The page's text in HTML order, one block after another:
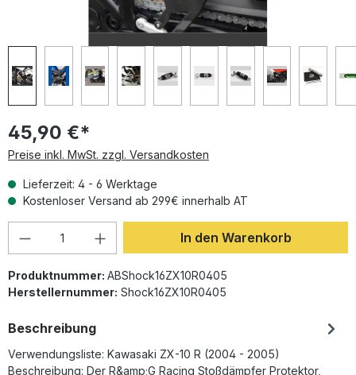
45,90 €*
Preise inkl. MwSt. zzgl. Versandkosten
Lieferzeit: 4 - 6 Werktage
Kostenloser Versand ab 299€ innerhalb AT
Produkt Anzahl: Gib den gewünschten
In den Warenkorb
Produktnummer: ABShock16ZX10R0405
Herstellernummer: Shock16ZX10R0405
Beschreibung
Verwendungsliste: Kawasaki ZX-10 R (2004 - 2005)
Beschreibung: Der R&amp;G Racing Stoßdämpfer Protektor,